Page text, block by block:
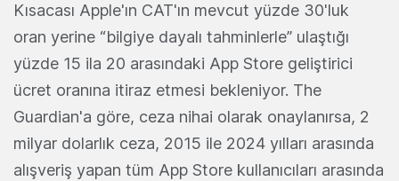
Kısacası Apple'ın CAT'ın mevcut yüzde 30'luk
oran yerine “bilgiye dayalı tahminlerle” ulaştığı
yüzde 15 ila 20 arasındaki App Store geliştirici
ücret oranına itiraz etmesi bekleniyor. The
Guardian'a göre, ceza nihai olarak onaylanırsa, 2
milyar dolarlık ceza, 2015 ile 2024 yılları arasında
alışveriş yapan tüm App Store kullanıcıları arasında